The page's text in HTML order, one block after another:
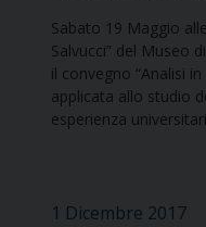
Sabato 19 Maggio
Salvucci” del Museo
il convegno “Analisi
applicata allo studio
esperienza
1 Dicembre 2017